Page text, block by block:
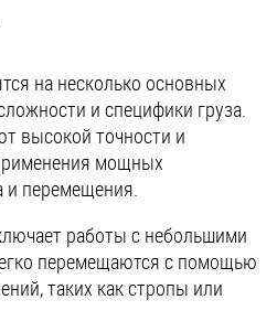
на несколько основных
и специфики груза.
высокой точности и
мощных
перемещения.
работы с небольшими
перемещаются с помощью
таких как стропы или